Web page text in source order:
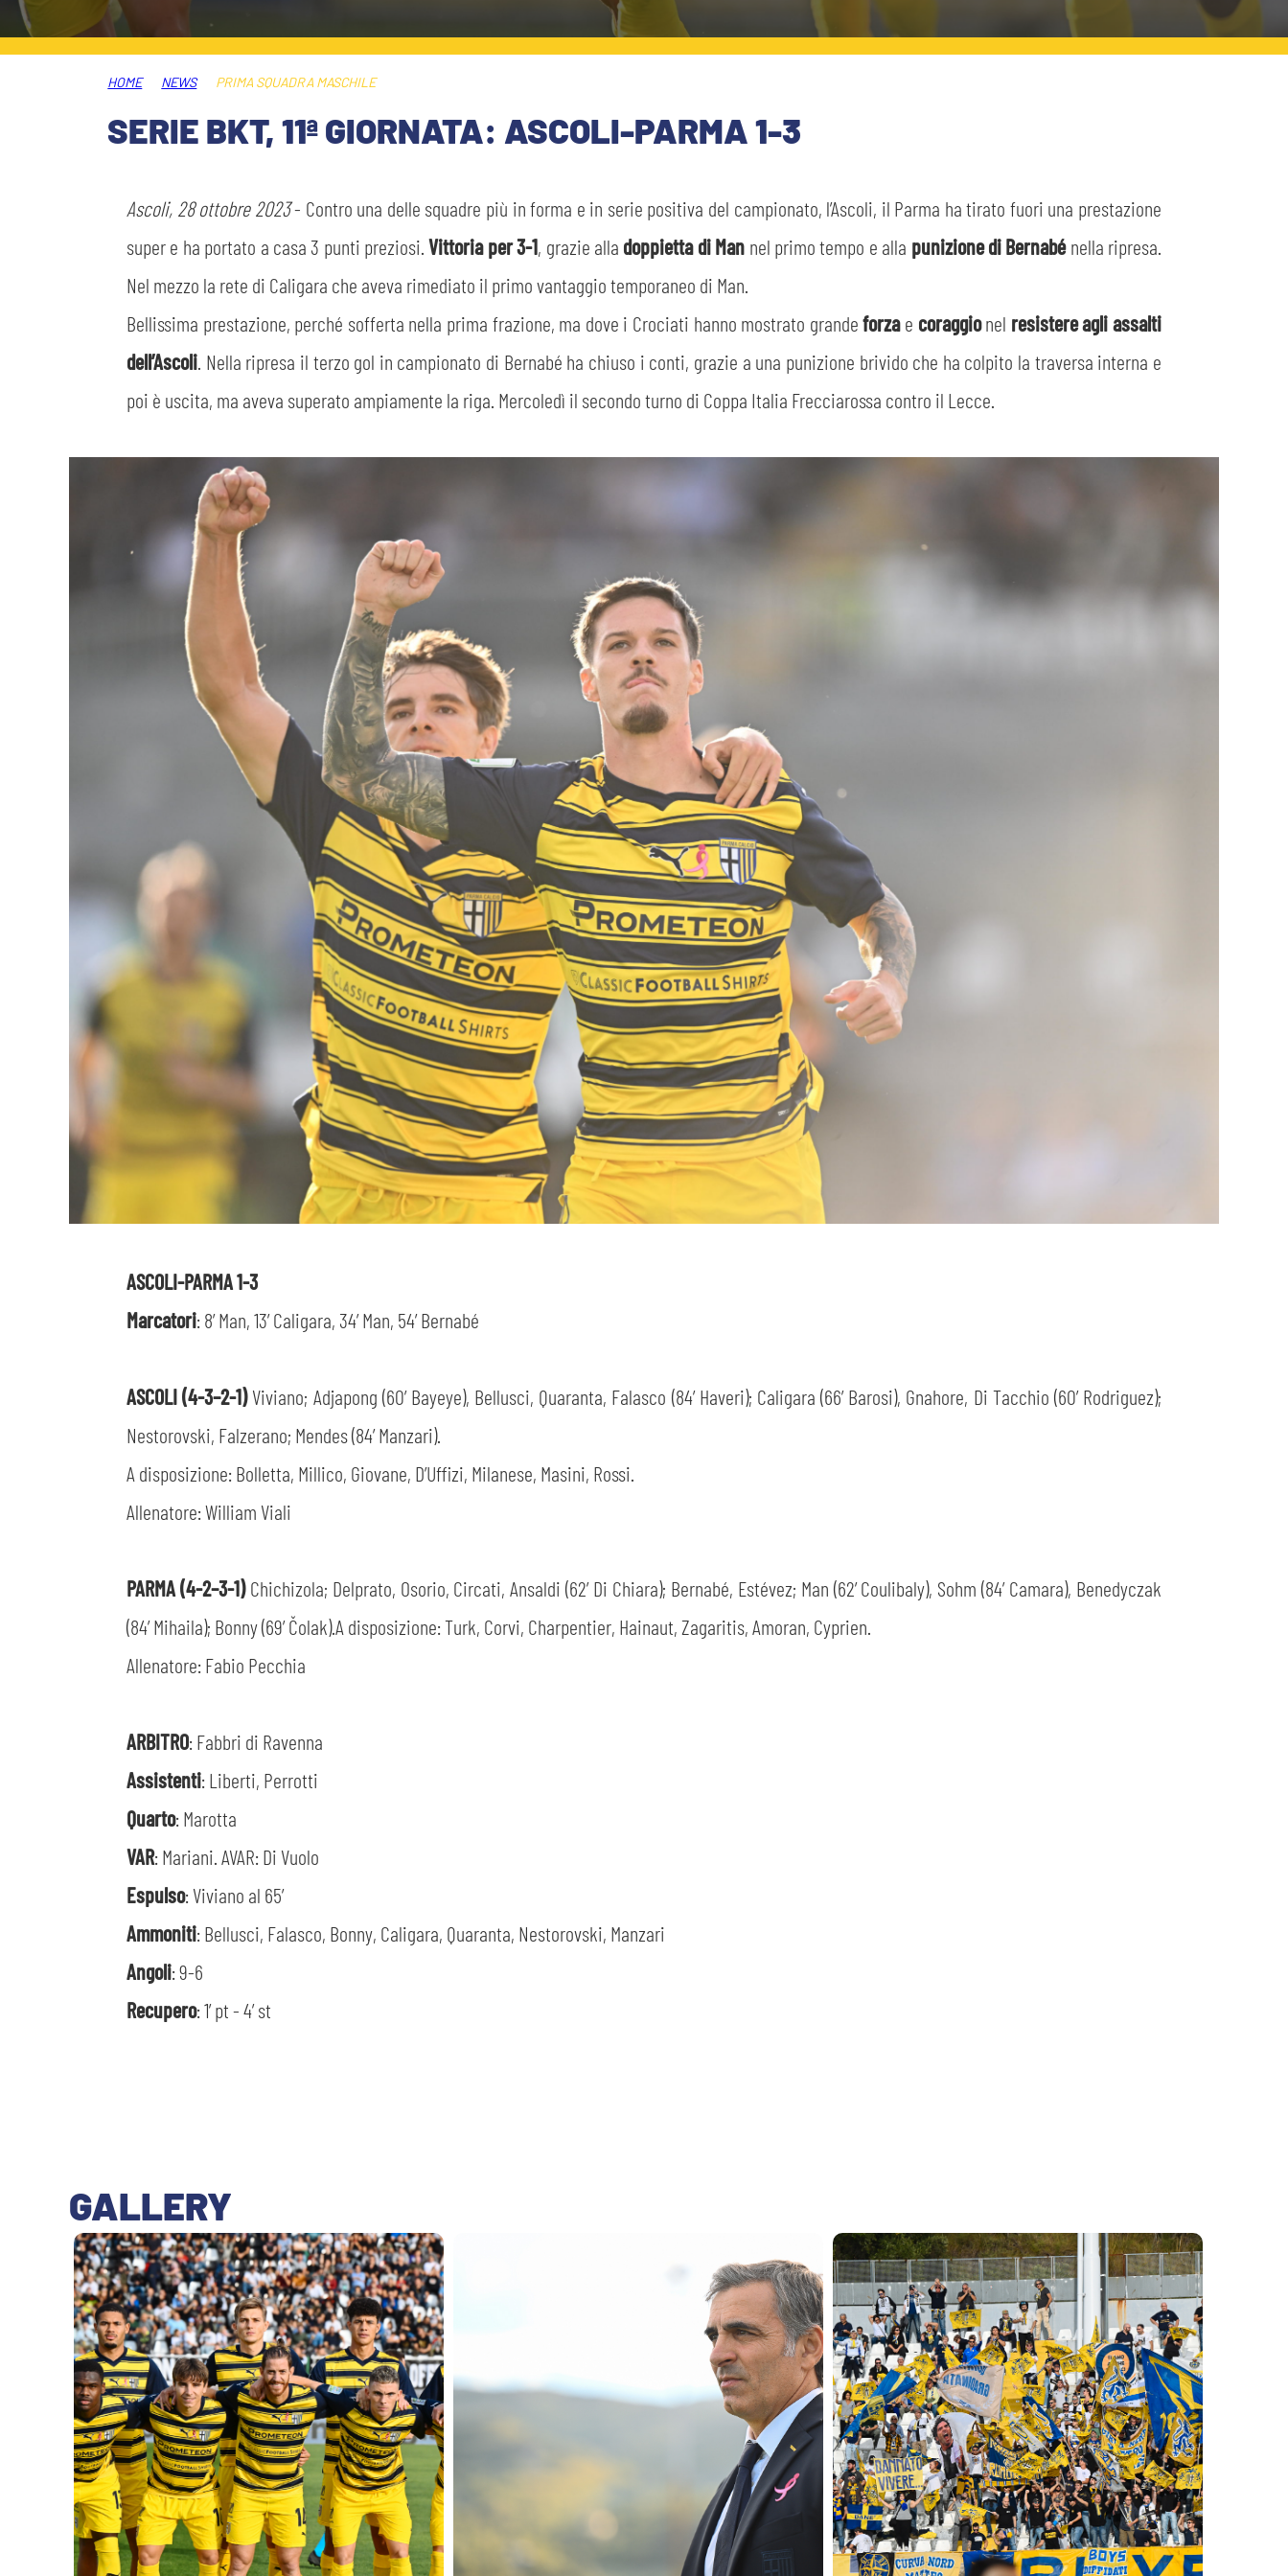
STORE
MUSEO
INFORMATIVA FINANZIARIA
MEDIA
HOME NEWS PRIMA SQUADRA MASCHILE
SERIE BKT, 11ª GIORNATA: ASCOLI-PARMA 1-3
Ascoli, 28 ottobre 2023- Contro una delle squadre più in forma e in serie positiva del campionato, l’Ascoli, il Parma ha tirato fuori una prestazione
super e ha portato a casa 3 punti preziosi.Vittoria per 3-1, grazie alla doppietta di Man nel primo tempo e alla punizione di Bernabénella ripresa.
Nel mezzo la rete di Caligara che aveva rimediato il primo vantaggio temporaneo di Man.
Bellissima prestazione, perché sofferta nella prima frazione, ma dove i Crociati hanno mostrato grandeforzae coraggionel resistere agli assalti
dell’Ascoli . Nella ripresa il terzo gol in campionato di Bernabé ha chiuso i conti, grazie a una punizione brivido che ha colpito la traversa interna e
poi è uscita, ma aveva superato ampiamente la riga. Mercoledì il secondo turno di Coppa Italia Frecciarossa contro il Lecce.
ASCOLI-PARMA 1-3
Marcatori: 8’ Man, 13’ Caligara, 34’ Man, 54’ Bernabé
ASCOLI (4-3–2-1)Viviano; Adjapong (60’ Bayeye), Bellusci, Quaranta, Falasco (84’ Haveri); Caligara (66’ Barosi), Gnahore, Di Tacchio (60’ Rodriguez);
Nestorovski, Falzerano; Mendes (84’ Manzari).
A disposizione: Bolletta, Millico, Giovane, D’Uffizi, Milanese, Masini, Rossi.
Allenatore: William Viali
PARMA (4-2–3-1)Chichizola; Delprato, Osorio, Circati, Ansaldi (62’ Di Chiara); Bernabé, Estévez; Man (62’ Coulibaly), Sohm (84’ Camara), Benedyczak
(84’ Mihaila); Bonny (69’ Čolak).A disposizione: Turk, Corvi, Charpentier, Hainaut, Zagaritis, Amoran, Cyprien.
Allenatore: Fabio Pecchia
ARBITRO: Fabbri di Ravenna
Assistenti: Liberti, Perrotti
Quarto: Marotta
VAR: Mariani. AVAR: Di Vuolo
Espulso: Viviano al 65’
Ammoniti: Bellusci, Falasco, Bonny, Caligara, Quaranta, Nestorovski, Manzari
Angoli: 9-6
Recupero: 1’ pt - 4’ st
GALLERY
abilitato